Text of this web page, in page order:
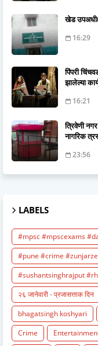
खेड
16:29
पिंपरी
झालेल्या
16:21
त्रिवेणी
नागरिक
23:56
LABELS
#mpsc #mpscexams
#pune #crime
#sushantsinghrajput
२६ जानेवारी - प्रजासत्ताक दिन
bhagatsingh koshyari
Crime